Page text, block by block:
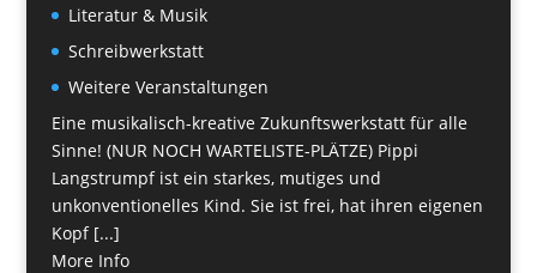
Literatur & Musik
Schreibwerkstatt
Weitere Veranstaltungen
Eine musikalisch-kreative Zukunftswerkstatt für alle
Sinne! (NUR NOCH WARTELISTE-PLÄTZE) Pippi
Langstrumpf ist ein starkes, mutiges und
unkonventionelles Kind. Sie ist frei, hat ihren eigenen
Kopf [...]
More Info